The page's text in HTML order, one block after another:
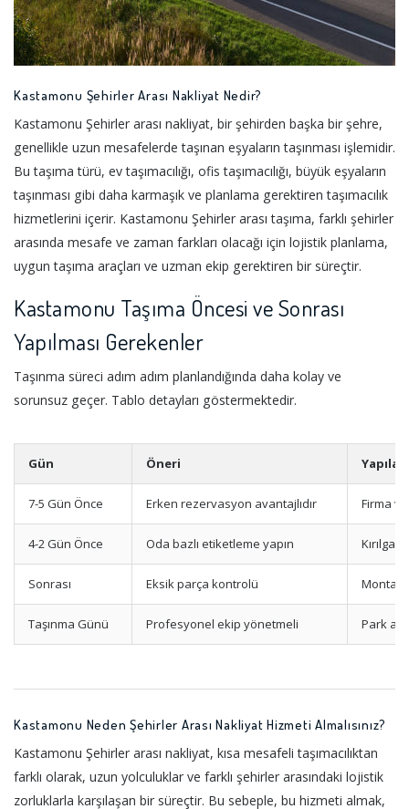
Kastamonu Şehirler Arası Nakliyat Nedir?
Kastamonu Şehirler arası nakliyat, bir şehirden başka bir şehre,
genellikle uzun mesafelerde taşınan eşyaların taşınması işlemidir.
Bu taşıma türü, ev taşımacılığı, ofis taşımacılığı, büyük eşyaların
taşınması gibi daha karmaşık ve planlama gerektiren taşımacılık
hizmetlerini içerir. Kastamonu Şehirler arası taşıma, farklı şehirler
arasında mesafe ve zaman farkları olacağı için lojistik planlama,
uygun taşıma araçları ve uzman ekip gerektiren bir süreçtir.
Kastamonu Taşıma Öncesi ve Sonrası
Yapılması Gerekenler
Taşınma süreci adım adım planlandığında daha kolay ve
sorunsuz geçer. Tablo detayları göstermektedir.
Gün Öneri
7-5 Gün Önce Erken rezervasyon avantajlıdır Firma
4-2 Gün Önce Oda bazlı etiketleme yapın
Sonrası Eksik parça kontrolü Montaj
Taşınma Günü Profesyonel ekip yönetmeli Park
Kastamonu Neden Şehirler Arası Nakliyat Hizmeti Almalısınız?
Kastamonu Şehirler arası nakliyat, kısa mesafeli taşımacılıktan
farklı olarak, uzun yolculuklar ve farklı şehirler arasındaki lojistik
zorluklarla karşılaşan bir süreçtir. Bu sebeple, bu hizmeti almak,